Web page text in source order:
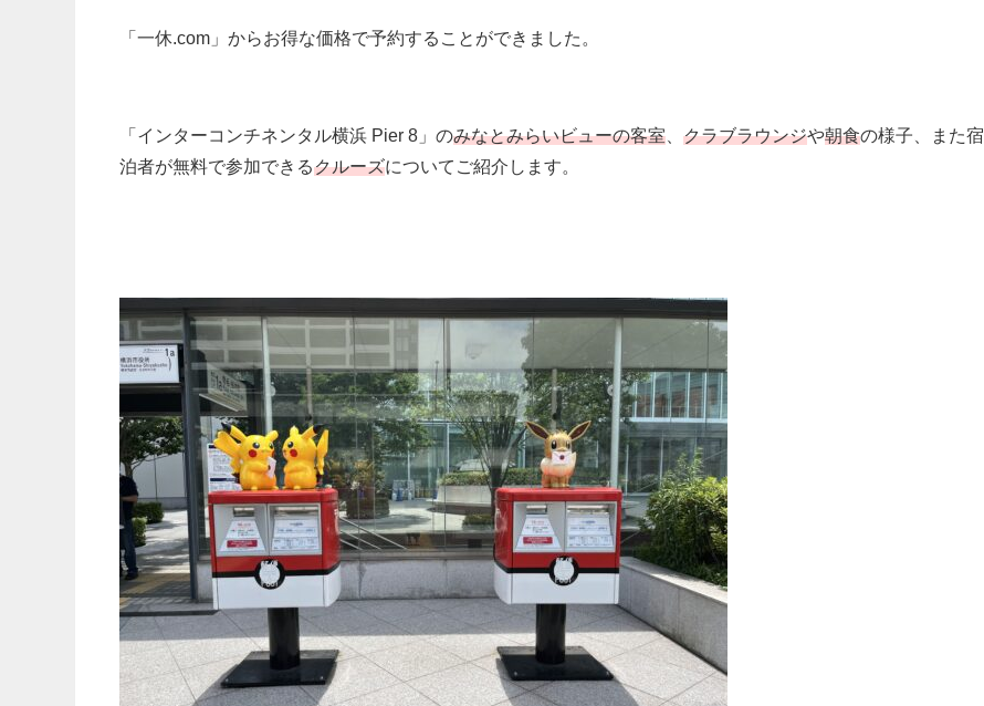
「一休.com」からお得な価格で予約することができました。
「インターコンチネンタル横浜 Pier 8」のみなとみらいビューの客室 、クラブラウンジや朝食の様子、また宿
泊者が無料で参加できるクルーズについてご紹介します。